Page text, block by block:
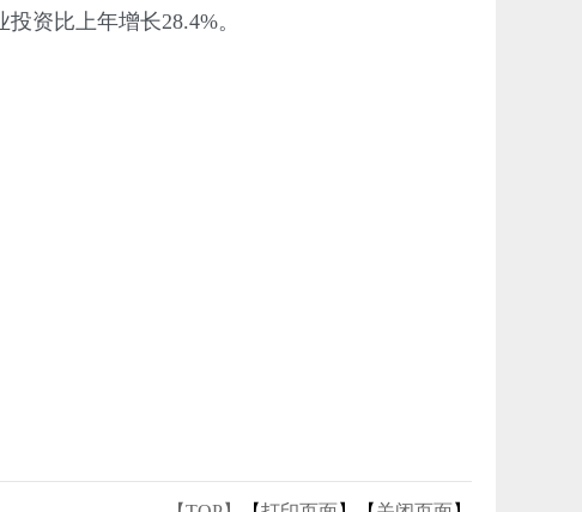
资比上年增长28.4%。